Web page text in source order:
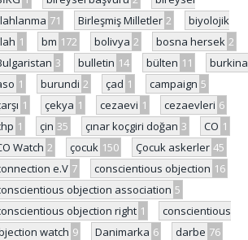
71 Birleşmiş Milletler 2
biyolojik
1 bm 172 bolivya 2 bosna hersek 2
3 bulletin 14 bülten 11
burkina
1 burundi 2 çad 1 campaign 5
1 çekya 1 cezaevi 1 cezaevleri 6
1 çin 35 çınar koçgiri doğan 3 CO 1
Watch 2 çocuk 150 Çocuk askerler 45
e.V 7 conscientious objection 16
objection association 5
objection right 1
conscientious
watch 9 Danimarka 6 darbe 76